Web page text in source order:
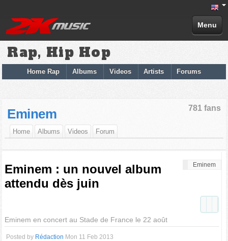
Menu
Rap, Hip Hop
Home Rap Albums Videos Artists Forums
781 fans
Eminem
Home Albums Videos Forum
Eminem
Eminem : un nouvel album
attendu dès juin
Eminem en concert au Stade de France le 22 août
Posted by Rédaction Mon 11 Feb 2013